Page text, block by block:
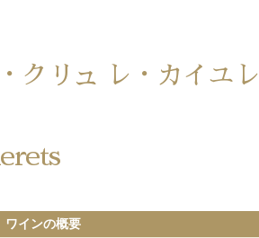
クリュ レ・カイユレ
ワインの概要